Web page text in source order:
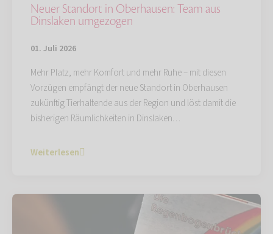
Neuer Standort in Oberhausen: Team aus
Dinslaken umgezogen
01. Juli 2026
Mehr Platz, mehr Komfort und mehr Ruhe – mit diesen
Vorzügen empfängt der neue Standort in Oberhausen
zukünftig Tierhaltende aus der Region und löst damit die
bisherigen Räumlichkeiten in Dinslaken…
Weiterlesen